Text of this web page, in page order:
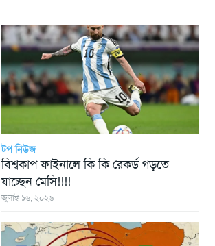
টপ নিউজ
বিশ্বকাপ ফাইনালে কি কি রেকর্ড গড়তে
যাচ্ছেন মেসি!!!!
জুলাই ১৬, ২০২৬